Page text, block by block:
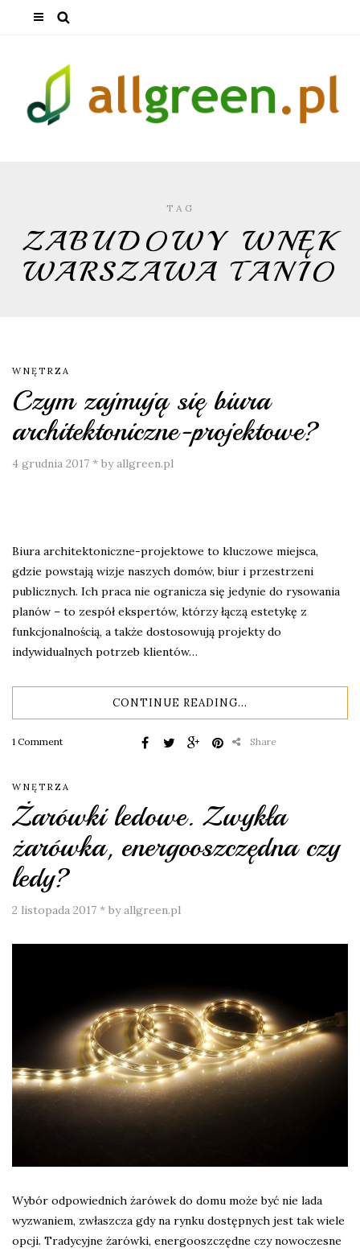
TAG
ZABUDOWY WNĘK
WARSZAWA TANIO
WNĘTRZA
Czym zajmują się biura
architektoniczne-projektowe?
4 grudnia 2017 * by allgreen.pl
Biura architektoniczne-projektowe to kluczowe miejsca,
gdzie powstają wizje naszych domów, biur i przestrzeni
publicznych. Ich praca nie ogranicza się jedynie do rysowania
planów – to zespół ekspertów, którzy łączą estetykę z
funkcjonalnością, a także dostosowują projekty do
indywidualnych potrzeb klientów…
CONTINUE READING...
1 Comment Share
WNĘTRZA
Żarówki ledowe. Zwykła
żarówka, energooszczędna czy
ledy?
2 listopada 2017 * by allgreen.pl
Wybór odpowiednich żarówek do domu może być nie lada
wyzwaniem, zwłaszcza gdy na rynku dostępnych jest tak wiele
opcji. Tradycyjne żarówki, energooszczędne czy nowoczesne